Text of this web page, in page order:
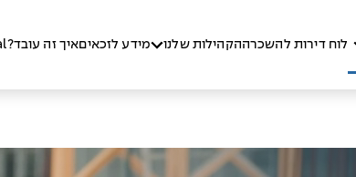
לוח דירות להשכרההקהילות שלנו מידע לזכאיםאיך זה עובד?